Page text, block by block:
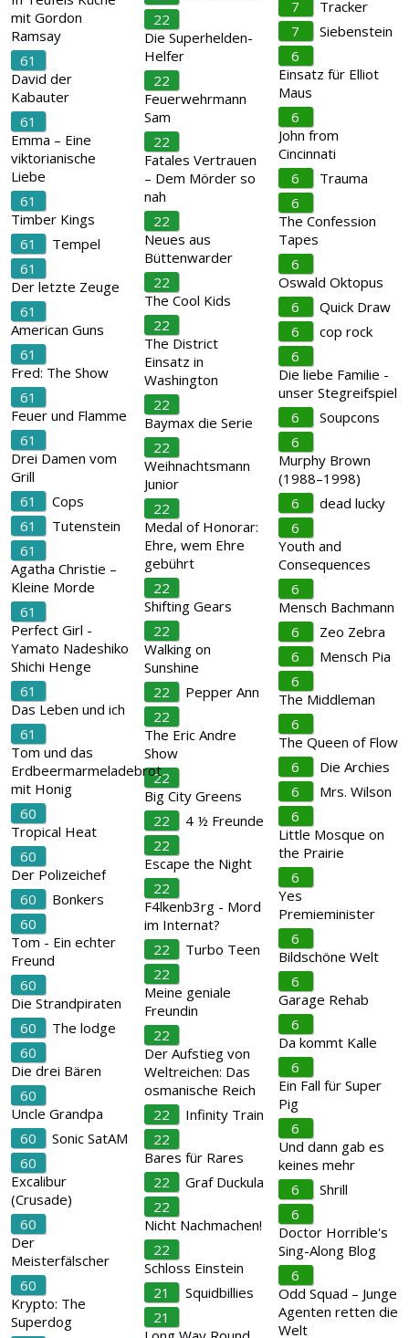
mit Gordon
Ramsay
61
David der
Kabauter
61
Emma – Eine
viktorianische
Liebe
61
Timber Kings
61
Tempel
61
Der letzte Zeuge
61
American Guns
61
Fred: The Show
61
Feuer und Flamme
61
Drei Damen vom
Grill
61
Cops
61
Tutenstein
61
Agatha Christie –
Kleine Morde
61
Perfect Girl -
Yamato Nadeshiko
Shichi Henge
61
Das Leben und ich
61
Tom und das
Erdbeermarmeladebrot
mit Honig
60
Tropical Heat
60
Der Polizeichef
60
Bonkers
60
Tom - Ein echter
Freund
60
Die Strandpiraten
60
The lodge
60
Die drei Bären
60
Uncle Grandpa
60
Sonic SatAM
60
Excalibur
(Crusade)
60
Der
Meisterfälscher
60
Krypto: The
Superdog
22
Die Superhelden-
Helfer
22
Feuerwehrmann
Sam
22
Fatales Vertrauen
– Dem Mörder so
nah
22
Neues aus
Büttenwarder
22
The Cool Kids
22
The District
Einsatz in
Washington
22
Baymax die Serie
22
Weihnachtsmann
Junior
22
Medal of Honorar:
Ehre, wem Ehre
gebührt
22
Shifting Gears
22
Walking on
Sunshine
22
Pepper Ann
22
The Eric Andre
Show
22
Big City Greens
22
4 ½ Freunde
22
Escape the Night
22
F4lkenb3rg - Mord
im Internat?
22
Turbo Teen
22
Meine geniale
Freundin
22
Der Aufstieg von
Weltreichen: Das
osmanische Reich
22
Infinity Train
22
Bares für Rares
22
Graf Duckula
22
Nicht Nachmachen!
22
Schloss Einstein
21
Squidbillies
21
7
Tracker
7
Siebenstein
6
Einsatz für Elliot
Maus
6
John from
Cincinnati
6
Trauma
6
The Confession
Tapes
6
Oswald Oktopus
6
Quick Draw
6
cop rock
6
Die liebe Familie -
unser Stegreifspiel
6
Soupcons
6
Murphy Brown
(1988–1998)
6
dead lucky
6
Youth and
Consequences
6
Mensch Bachmann
6
Zeo Zebra
6
Mensch Pia
6
The Middleman
6
The Queen of Flow
6
Die Archies
6
Mrs. Wilson
6
Little Mosque on
the Prairie
6
Yes
Premieminister
6
Bildschöne Welt
6
Garage Rehab
6
Da kommt Kalle
6
Ein Fall für Super
Pig
6
Und dann gab es
keines mehr
6
Shrill
6
Doctor Horrible's
Sing-Along Blog
6
Odd Squad – Junge
Agenten retten die
Welt